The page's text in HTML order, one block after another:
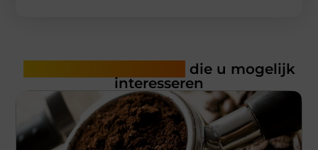
die u mogelijk
interesseren